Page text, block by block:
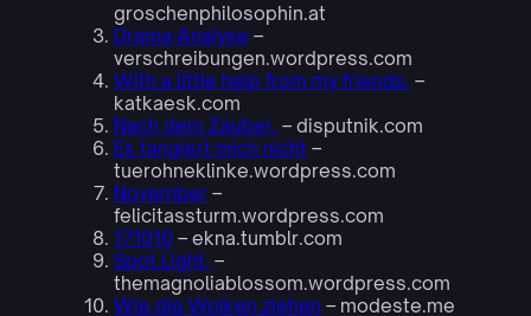
groschenphilosophin.at
Drama-Analyse –
verschreibungen.wordpress.com
With a little help from my friends. –
katkaesk.com
Nach dem Zauber. – disputnik.com
Es tangiert mich nicht –
tuerohneklinke.wordpress.com
November –
felicitassturm.wordpress.com
171010 – ekna.tumblr.com
Spot.Light. –
themagnoliablossom.wordpress.com
Wie die Wolken ziehen – modeste.me